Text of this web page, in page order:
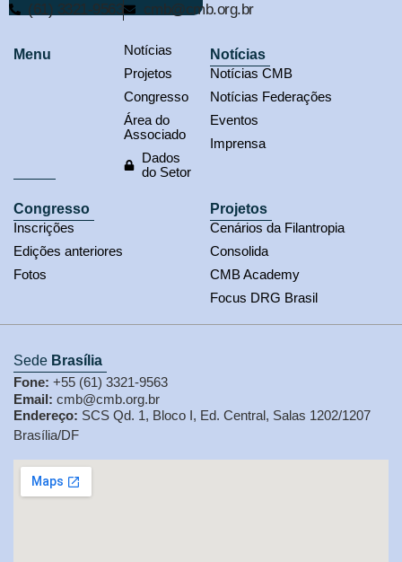
(61) 3321-9563 cmb@cmb.org.br
Menu
Notícias
Projetos
Congresso
Área do
Associado
Dados
do Setor
Notícias
Notícias CMB
Notícias Federações
Eventos
Imprensa
Congresso
Inscrições
Edições anteriores
Fotos
Projetos
Cenários da Filantropia
Consolida
CMB Academy
Focus DRG Brasil
Sede Brasília
Fone: +55 (61) 3321-9563
Email: cmb@cmb.org.br
Endereço: SCS Qd. 1, Bloco I, Ed. Central, Salas 1202/1207
Brasília/DF